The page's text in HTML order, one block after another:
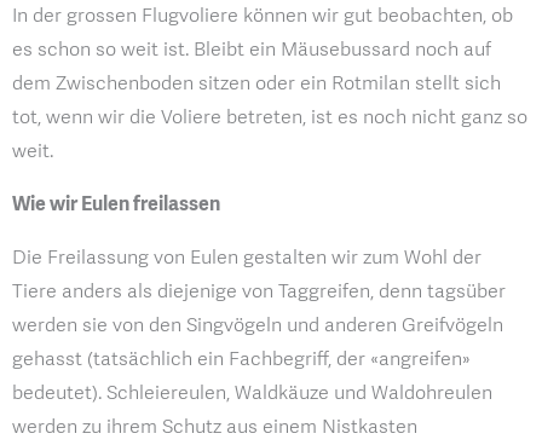
In der grossen Flugvoliere können wir gut beobachten, ob
es schon so weit ist. Bleibt ein Mäusebussard noch auf
dem Zwischenboden sitzen oder ein Rotmilan stellt sich
tot, wenn wir die Voliere betreten, ist es noch nicht ganz so
weit.
Wie wir Eulen freilassen
Die Freilassung von Eulen gestalten wir zum Wohl der
Tiere anders als diejenige von Taggreifen, denn tagsüber
werden sie von den Singvögeln und anderen Greifvögeln
gehasst (tatsächlich ein Fachbegriff, der «angreifen»
bedeutet). Schleiereulen, Waldkäuze und Waldohreulen
werden zu ihrem Schutz aus einem Nistkasten